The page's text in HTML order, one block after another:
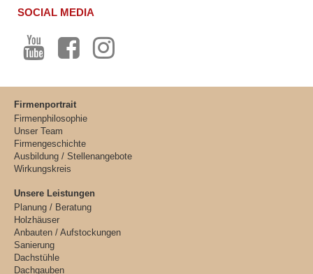
SOCIAL MEDIA
Firmenportrait
Firmenphilosophie
Unser Team
Firmengeschichte
Ausbildung / Stellenangebote
Wirkungskreis
Unsere Leistungen
Planung / Beratung
Holzhäuser
Anbauten / Aufstockungen
Sanierung
Dachstühle
Dachgauben